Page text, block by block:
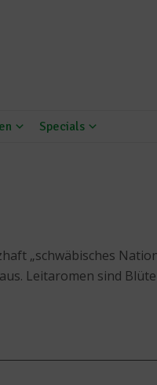
Specials
„schwäbisches
Leitaromen sind